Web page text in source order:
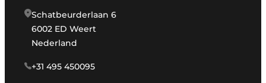
Schatbeurderlaan 6
6002 ED Weert
Nederland
+31 495 450095